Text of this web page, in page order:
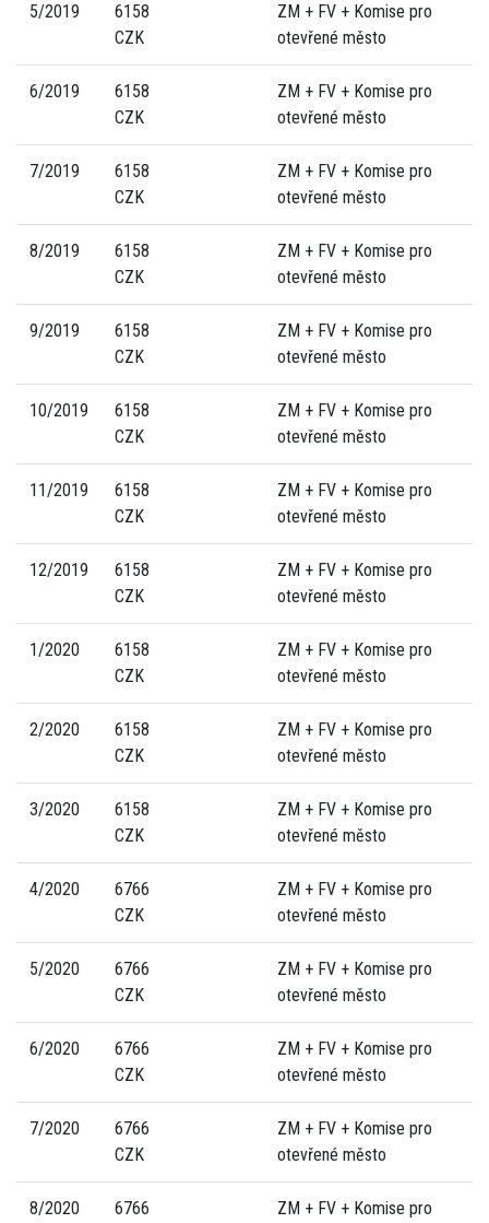
5/2019
6158
CZK
ZM + FV + Komise pro
otevřené město
6/2019
6158
CZK
ZM + FV + Komise pro
otevřené město
7/2019
6158
CZK
ZM + FV + Komise pro
otevřené město
8/2019
6158
CZK
ZM + FV + Komise pro
otevřené město
9/2019
6158
CZK
ZM + FV + Komise pro
otevřené město
10/2019
6158
CZK
ZM + FV + Komise pro
otevřené město
11/2019
6158
CZK
ZM + FV + Komise pro
otevřené město
12/2019
6158
CZK
ZM + FV + Komise pro
otevřené město
1/2020
6158
CZK
ZM + FV + Komise pro
otevřené město
2/2020
6158
CZK
ZM + FV + Komise pro
otevřené město
3/2020
6158
CZK
ZM + FV + Komise pro
otevřené město
4/2020
6766
CZK
ZM + FV + Komise pro
otevřené město
5/2020
6766
CZK
ZM + FV + Komise pro
otevřené město
6/2020
6766
CZK
ZM + FV + Komise pro
otevřené město
7/2020
6766
CZK
ZM + FV + Komise pro
otevřené město
8/2020
6766
ZM + FV + Komise pro